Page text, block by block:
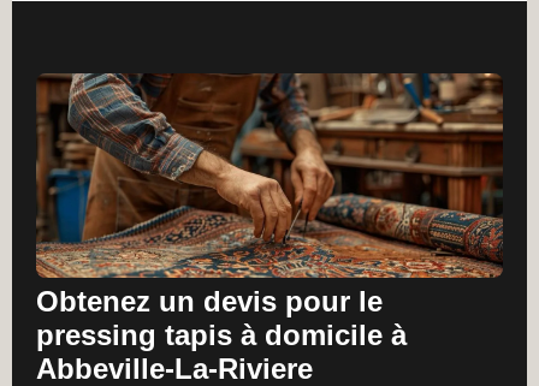
Obtenez un devis pour le
pressing tapis à domicile à
Abbeville-La-Riviere